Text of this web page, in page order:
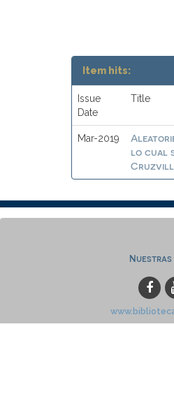
Item hits:
Issue
Date
Title
Mar-2019
lo cual
Nuestras